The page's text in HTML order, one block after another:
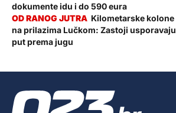
dokumente idu i do 590 eura
Kilometarske kolone
na prilazima Lučkom: Zastoji usporavaju
put prema jugu